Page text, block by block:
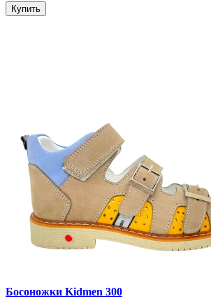
Купить
Босоножки Kidmen 300